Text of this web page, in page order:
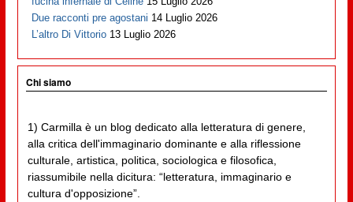
Due racconti pre agostani 14 Luglio 2026
L’altro Di Vittorio 13 Luglio 2026
Chi siamo
1) Carmilla è un blog dedicato alla letteratura di genere,
alla critica dell'immaginario dominante e alla riflessione
culturale, artistica, politica, sociologica e filosofica,
riassumibile nella dicitura: “letteratura, immaginario e
cultura d'opposizione”.